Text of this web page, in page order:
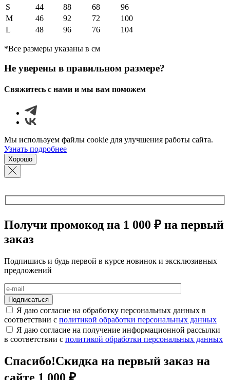
S
44 88 68
96
М
46 92 72
100
L
48 96 76 104
*Все размеры указаны в см
Не уверены в правильном размере?
Свяжитесь с нами и мы вам поможем
Мы используем файлы cookie для улучшения работы сайта.
Узнать подробнее
Хорошо
Получи промокод на 1 000 ₽ на первый
заказ
Подпишись и будь первой в курсе новинок и эксклюзивных
предложений
Я даю согласие на обработку персональных данных в
соответствии с политикой обработки персональных данных
Я даю согласие на получение информационной рассылки
в соответствии с политикой обработки персональных данных
Спасибо!Скидка на первый заказ на